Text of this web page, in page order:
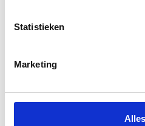
Statistieken
Marketing
Selecteer een